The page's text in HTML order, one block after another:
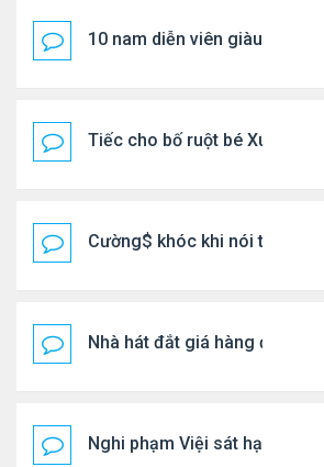
10 nam diễn viên giàu nhất
Tiếc cho bố ruột bé Xuân Mai
Cường$ khóc khi nói thật về
Nhà hát đắt giá hàng đầu tg ở
Nghi phạm Việi sát hại cụ